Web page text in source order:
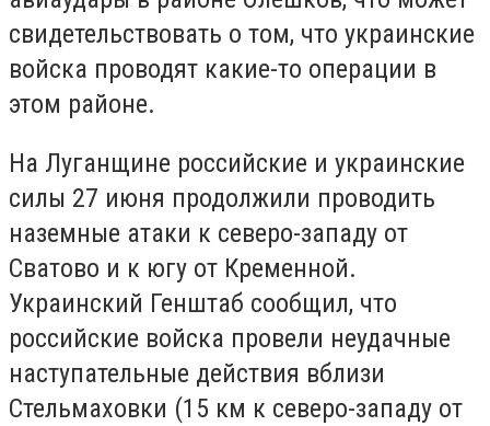
свидетельствовать о том, что украинские
войска проводят какие-то операции в
этом районе.
На Луганщине российские и украинские
силы 27 июня продолжили проводить
наземные атаки к северо-западу от
Сватово и к югу от Кременной.
Украинский Генштаб сообщил, что
российские войска провели неудачные
наступательные действия вблизи
Стельмаховки (15 км к северо-западу от